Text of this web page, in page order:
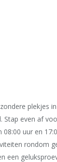
plekjes
even af
uur en
rondom
een